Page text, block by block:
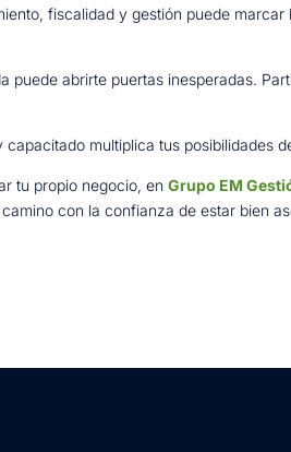
fiscalidad y gestión puede
puede abrirte puertas inesperadas.
capacitado multiplica tus posibilidades
tu propio negocio, enGrupo EM
con la confianza de estar bien